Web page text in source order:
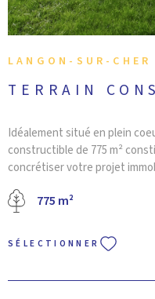
LANGON-SUR-
TERRAIN
Idéalement situé en plein
constructible de 775 m²
concrétiser votre projet
environnement calme. Ce
principale ou un
Immobilier pour de plus
775 m²
SÉLECTIONNER